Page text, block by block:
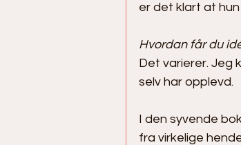
er det klart at
Hvordan får du
Det varierer. Jeg
selv har opplevd.
I den syvende
fra virkelige